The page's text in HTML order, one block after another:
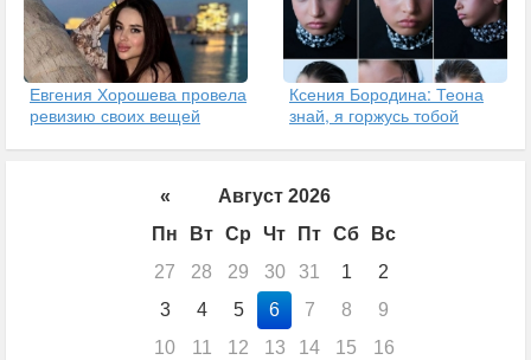
Евгения Хорошева провела
ревизию своих вещей
Ксения Бородина: Теона
знай, я горжусь тобой
«
Август 2026
Пн
Вт Ср Чт Пт Сб
Вс
27
28 29 30 31 1
2
3
4 5 6 7 8
9
10
11 12 13 14 15
16